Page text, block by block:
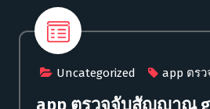
Uncategorized app ตร